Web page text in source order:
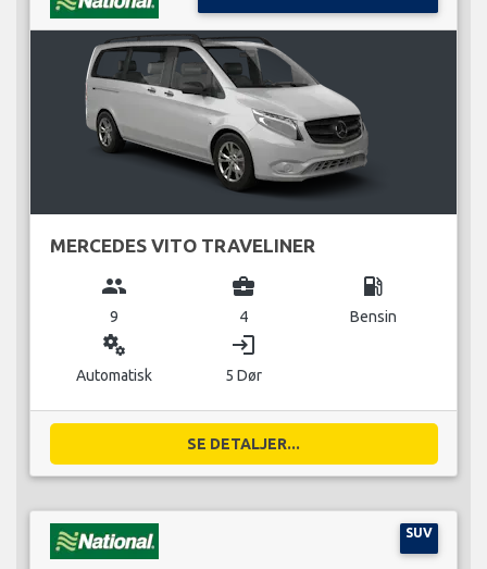
MERCEDES VITO TRAVELINER
group
9
business_center
4
local_gas_station
Bensin
miscellaneous_services
Automatisk
login
5 Dør
SE DETALJER...
SUV